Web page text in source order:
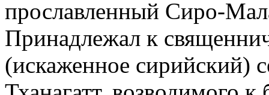
прославленный Сиро-
Принадлежал к
(искаженное сирийский)